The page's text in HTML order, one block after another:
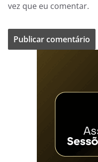
vez que eu comentar.